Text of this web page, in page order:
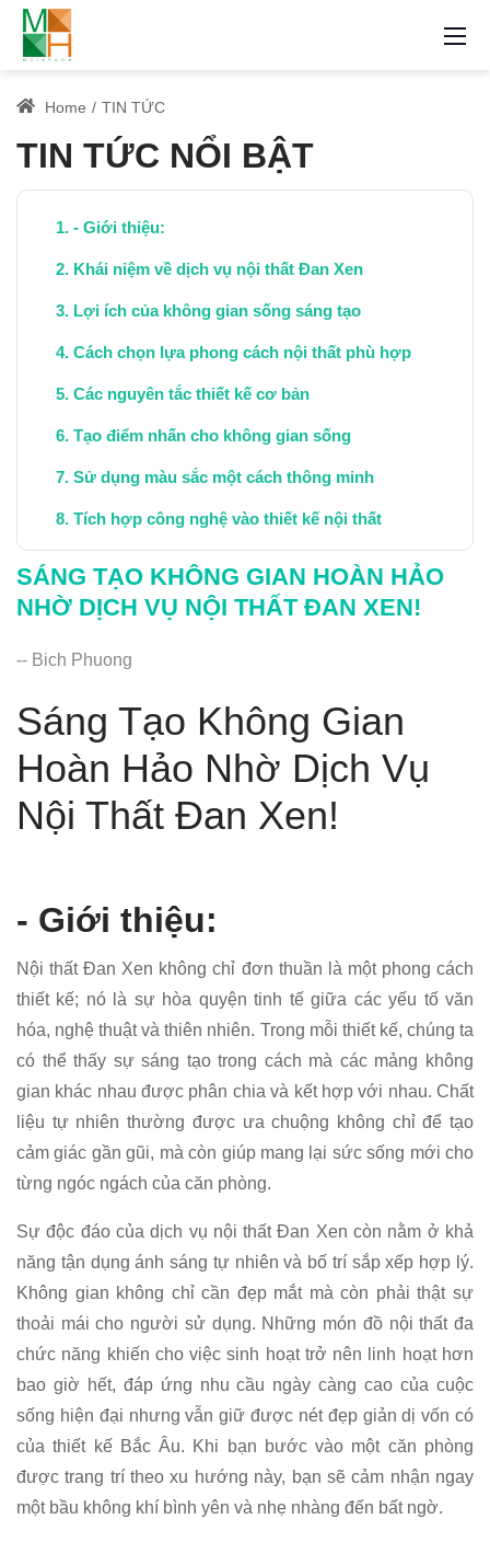
Home TIN TỨC
TIN TỨC NỔI BẬT
- Giới thiệu:
Khái niệm về dịch vụ nội thất Đan Xen
Lợi ích của không gian sống sáng tạo
Cách chọn lựa phong cách nội thất phù hợp
Các nguyên tắc thiết kế cơ bản
Tạo điểm nhấn cho không gian sống
Sử dụng màu sắc một cách thông minh
Tích hợp công nghệ vào thiết kế nội thất
Những xu hướng nội thất hiện đại 2024
SÁNG TẠO KHÔNG GIAN HOÀN HẢO
NHỜ DỊCH VỤ NỘI THẤT ĐAN XEN!
-- Bich Phuong
Sáng Tạo Không Gian
Hoàn Hảo Nhờ Dịch Vụ
Nội Thất Đan Xen!
- Giới thiệu:
Nội thất Đan Xen không chỉ đơn thuần là một phong cách
thiết kế; nó là sự hòa quyện tinh tế giữa các yếu tố văn
hóa, nghệ thuật và thiên nhiên. Trong mỗi thiết kế, chúng ta
có thể thấy sự sáng tạo trong cách mà các mảng không
gian khác nhau được phân chia và kết hợp với nhau. Chất
liệu tự nhiên thường được ưa chuộng không chỉ để tạo
cảm giác gần gũi, mà còn giúp mang lại sức sống mới cho
từng ngóc ngách của căn phòng.
Sự độc đáo của dịch vụ nội thất Đan Xen còn nằm ở khả
năng tận dụng ánh sáng tự nhiên và bố trí sắp xếp hợp lý.
Không gian không chỉ cần đẹp mắt mà còn phải thật sự
thoải mái cho người sử dụng. Những món đồ nội thất đa
chức năng khiến cho việc sinh hoạt trở nên linh hoạt hơn
bao giờ hết, đáp ứng nhu cầu ngày càng cao của cuộc
sống hiện đại nhưng vẫn giữ được nét đẹp giản dị vốn có
của thiết kế Bắc Âu. Khi bạn bước vào một căn phòng
được trang trí theo xu hướng này, bạn sẽ cảm nhận ngay
một bầu không khí bình yên và nhẹ nhàng đến bất ngờ.